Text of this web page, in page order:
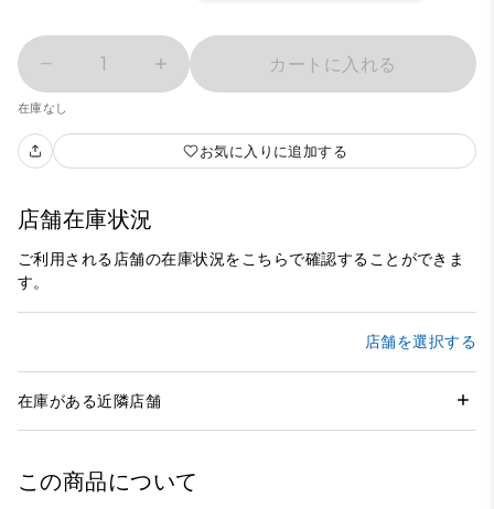
1 カートに入れる
在庫なし
お気に入りに追加する
店舗在庫状況
ご利用される店舗の在庫状況をこちらで確認することができま
す。
店舗を選択する
在庫がある近隣店舗
この商品について